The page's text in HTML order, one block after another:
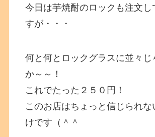
今日は芋焼酎のロックも注文し
すが・・・
何と何とロックグラスに並々じ
か～～！
これでたった２５０円！
このお店はちょっと信じられな
けです（＾＾